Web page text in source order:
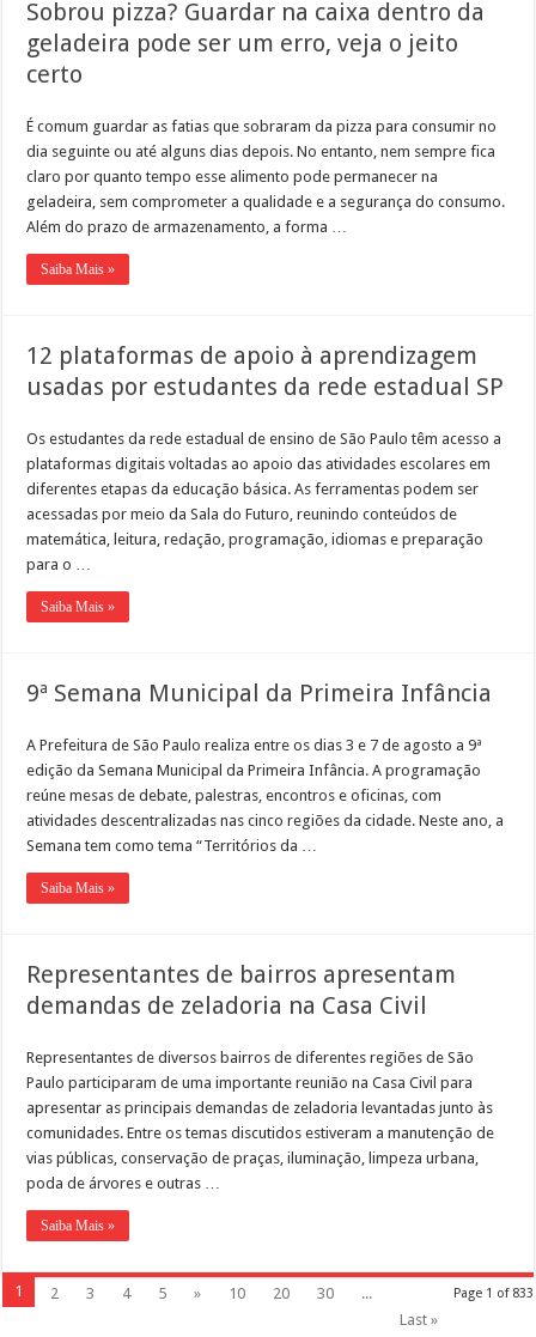
Sobrou pizza? Guardar na caixa dentro da
geladeira pode ser um erro, veja o jeito
certo
É comum guardar as fatias que sobraram da pizza para consumir no
dia seguinte ou até alguns dias depois. No entanto, nem sempre fica
claro por quanto tempo esse alimento pode permanecer na
geladeira, sem comprometer a qualidade e a segurança do consumo.
Além do prazo de armazenamento, a forma …
Saiba Mais »
12 plataformas de apoio à aprendizagem
usadas por estudantes da rede estadual SP
Os estudantes da rede estadual de ensino de São Paulo têm acesso a
plataformas digitais voltadas ao apoio das atividades escolares em
diferentes etapas da educação básica. As ferramentas podem ser
acessadas por meio da Sala do Futuro, reunindo conteúdos de
matemática, leitura, redação, programação, idiomas e preparação
para o …
Saiba Mais »
9ª Semana Municipal da Primeira Infância
A Prefeitura de São Paulo realiza entre os dias 3 e 7 de agosto a 9ª
edição da Semana Municipal da Primeira Infância. A programação
reúne mesas de debate, palestras, encontros e oficinas, com
atividades descentralizadas nas cinco regiões da cidade. Neste ano, a
Semana tem como tema “Territórios da …
Saiba Mais »
Representantes de bairros apresentam
demandas de zeladoria na Casa Civil
Representantes de diversos bairros de diferentes regiões de São
Paulo participaram de uma importante reunião na Casa Civil para
apresentar as principais demandas de zeladoria levantadas junto às
comunidades. Entre os temas discutidos estiveram a manutenção de
vias públicas, conservação de praças, iluminação, limpeza urbana,
poda de árvores e outras …
Saiba Mais »
Page 1 of 833
1 2 3 4 5 » 10 20 30
...
Last »